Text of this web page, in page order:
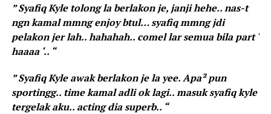
” Syafiq Kyle tolong la berlakon je, janji hehe.. nas-t
ngn kamal mmng enjoy btul… syafiq mmng jdi
pelakon jer lah.. hahahah.. comel lar semua bila part ‘
haaaa ‘.. “
” Syafiq Kyle awak berlakon je la yee. Apa² pun
sportingg.. time kamal adli ok lagi.. masuk syafiq kyle
tergelak aku.. acting dia superb.. “